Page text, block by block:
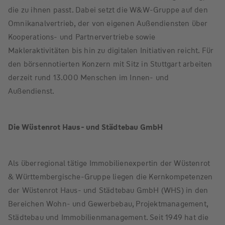
die zu ihnen passt. Dabei setzt die W&W-Gruppe auf den
Omnikanalvertrieb, der von eigenen Außendiensten über
Kooperations- und Partnervertriebe sowie
Makleraktivitäten bis hin zu digitalen Initiativen reicht. Für
den börsennotierten Konzern mit Sitz in Stuttgart arbeiten
derzeit rund 13.000 Menschen im Innen- und
Außendienst.
Die Wüstenrot Haus- und Städtebau GmbH
Als überregional tätige Immobilienexpertin der Wüstenrot
& Württembergische-Gruppe liegen die Kernkompetenzen
der Wüstenrot Haus- und Städtebau GmbH (WHS) in den
Bereichen Wohn- und Gewerbebau, Projektmanagement,
Städtebau und Immobilienmanagement. Seit 1949 hat die